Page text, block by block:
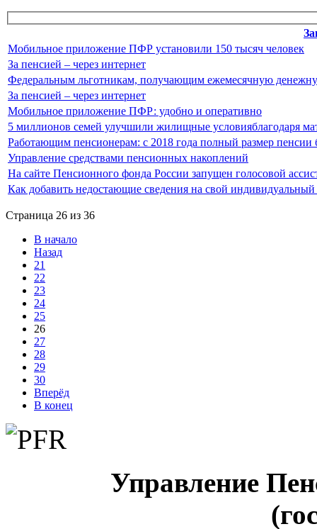
Мобильное приложение ПФР установили 150 тысяч человек
За пенсией – через интернет
Федеральным льготникам, получающим ежемесячную
За пенсией – через интернет
Мобильное приложение ПФР: удобно и оперативно
5 миллионов семей улучшили жилищные условияблагодаря
Работающим пенсионерам: с 2018 года полный размер пенсии
Управление средствами пенсионных накоплений
На сайте Пенсионного фонда России запущен голосовой
Как добавить недостающие сведения на свой
Страница 26 из 36
В начало
Назад
21
22
23
24
25
26
27
28
29
30
Вперёд
В конец
Управление